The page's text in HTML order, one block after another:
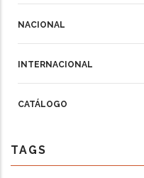
NACIONAL
INTERNACIONAL
CATÁLOGO
TAGS